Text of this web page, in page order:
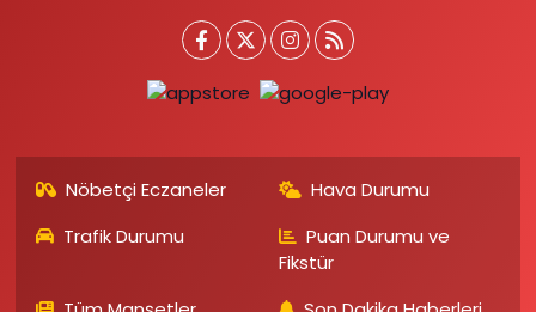
Nöbetçi Eczaneler
Hava Durumu
Trafik Durumu
Puan Durumu ve
Fikstür